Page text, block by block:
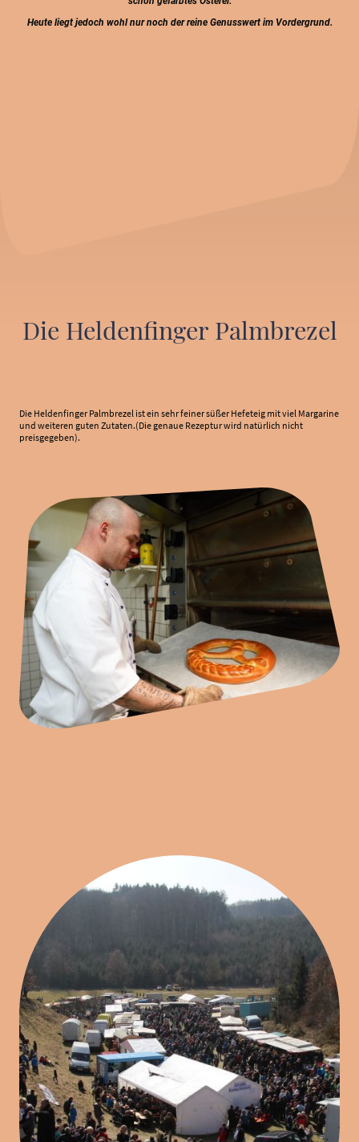
Heute liegt jedoch wohl nur noch der reine Genusswert im Vordergrund.
Die Heldenfinger Palmbrezel
Die Heldenfinger Palmbrezel ist ein sehr feiner süßer Hefeteig mit viel Margarine
und weiteren guten Zutaten.(Die genaue Rezeptur wird natürlich nicht
preisgegeben).